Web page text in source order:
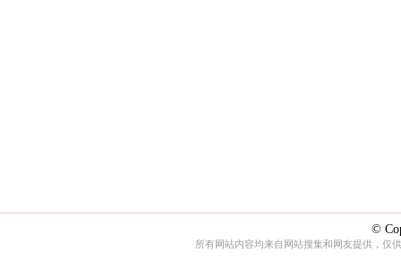
©
所有网站内容均来自网站搜集和网友提供，仅